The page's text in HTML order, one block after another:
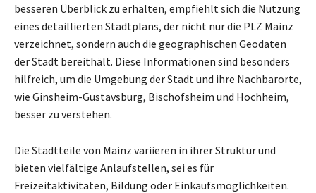
besseren Überblick zu erhalten, empfiehlt sich die Nutzung
eines detaillierten Stadtplans, der nicht nur die PLZ Mainz
verzeichnet, sondern auch die geographischen Geodaten
der Stadt bereithält. Diese Informationen sind besonders
hilfreich, um die Umgebung der Stadt und ihre Nachbarorte,
wie Ginsheim-Gustavsburg, Bischofsheim und Hochheim,
besser zu verstehen.
Die Stadtteile von Mainz variieren in ihrer Struktur und
bieten vielfältige Anlaufstellen, sei es für
Freizeitaktivitäten, Bildung oder Einkaufsmöglichkeiten.